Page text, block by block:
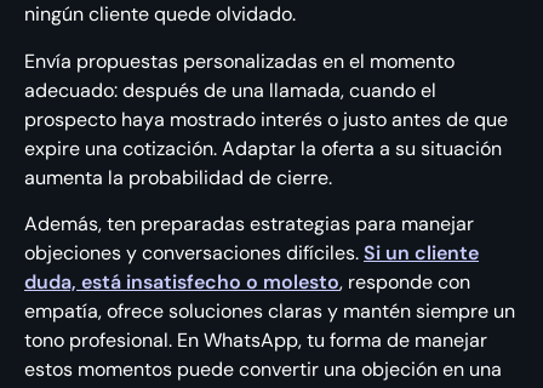
ningún cliente quede olvidado.
Envía propuestas personalizadas en el momento
adecuado: después de una llamada, cuando el
prospecto haya mostrado interés o justo antes de que
expire una cotización. Adaptar la oferta a su situación
aumenta la probabilidad de cierre.
Además, ten preparadas estrategias para manejar
objeciones y conversaciones difíciles.Si un cliente
duda, está insatisfecho o molesto, responde con
empatía, ofrece soluciones claras y mantén siempre un
tono profesional. En WhatsApp, tu forma de manejar
estos momentos puede convertir una objeción en una